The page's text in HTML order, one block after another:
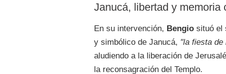
Janucá, libertad y memoria
En su intervención, Bengiosituó el
y simbólico de Janucá, "la fiesta
aludiendo a la liberación de
la reconsagración del Templo.